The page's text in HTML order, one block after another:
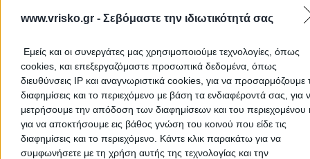
www.vrisko.gr - Σεβόμαστε την ιδιωτικότητά σας
Εμείς και οι συνεργάτες μας χρησιμοποιούμε τεχνολογίες, όπως
cookies, και επεξεργαζόμαστε προσωπικά δεδομένα, όπως
διευθύνσεις IP και αναγνωριστικά cookies, για να προσαρμόζουμε
διαφημίσεις και το περιεχόμενο με βάση τα ενδιαφέροντά σας, για
μετρήσουμε την απόδοση των διαφημίσεων και του περιεχομένου
για να αποκτήσουμε εις βάθος γνώση του κοινού που είδε τις
διαφημίσεις και το περιεχόμενο. Κάντε κλικ παρακάτω για να
συμφωνήσετε με τη χρήση αυτής της τεχνολογίας και την
Καζούλη Στεφάνου 55, Ρόδος
Τηλέφωνο:2241034337
Στοιχεία αναζήτησης:Όπλα Κυνηγιού Είδη , Ρόδος
Στην ενότητα Όπλα Κυνηγιού Είδημπορείς να βρεις
όπλα (καραμπίνες, αεροβόλα, περίστροφα, σουγιάδες), φυσίγγια
στολές για το κυνήγι σε
Ρόδος
. Για κυνηγετικά είδη και όπλα
συγκεντρώσει τους καλύτερους εμπόρους, εισαγωγείς
όπλων και ειδών σε Ρόδος.